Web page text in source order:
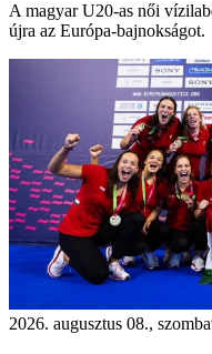
A magyar U20-as női
újra az Európa-bajnokságot.
2026. augusztus 08.,